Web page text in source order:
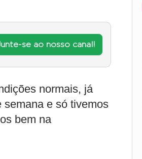
se ao nosso canal!
normais, já
semana e só tivemos
bem na